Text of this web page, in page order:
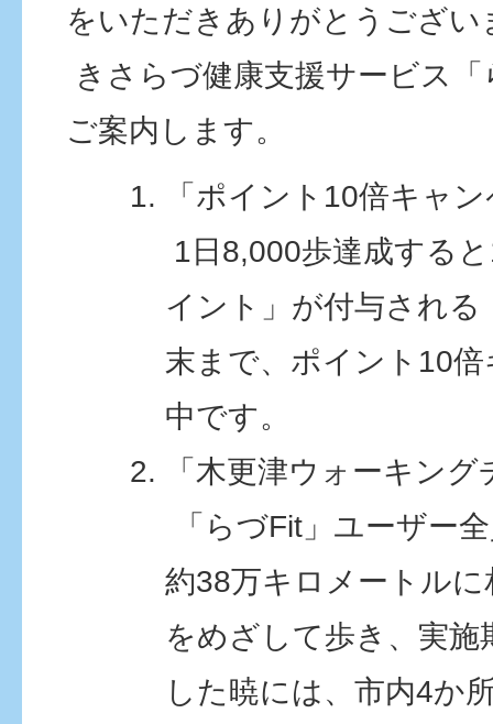
をいただきありがとうござい
きさらづ健康支援サービス
ご案内します。
「ポイント10倍キャ
1日8,000歩達成する
イント」が付与される
末まで、ポイント10
中です。
「木更津ウォーキン
「らづFit」ユーザー
約38万キロメートル
をめざして歩き、実施
した暁には、市内4か